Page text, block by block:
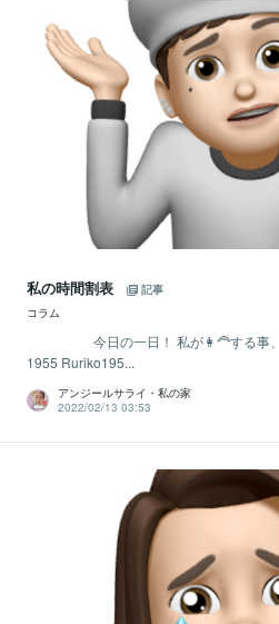
私の時間割表
記事
コラム
今日の一日！ 私が👩‍🦰する事、出
1955 Ruriko195...
アンジールサライ・私の家
2022/02/13 03:53